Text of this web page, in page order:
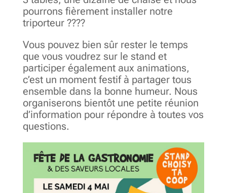
pourrons fièrement installer notre
triporteur ????
Vous pouvez bien sûr rester le temps
que vous voudrez sur le stand et
participer également aux animations,
c’est un moment festif à partager tous
ensemble dans la bonne humeur. Nous
organiserons bientôt une petite réunion
d’information pour répondre à toutes vos
questions.